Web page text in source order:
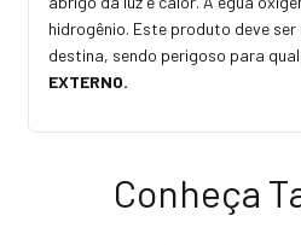
hidrogênio. Este produto deve
destina, sendo perigoso para
EXTERNO.
Conheça